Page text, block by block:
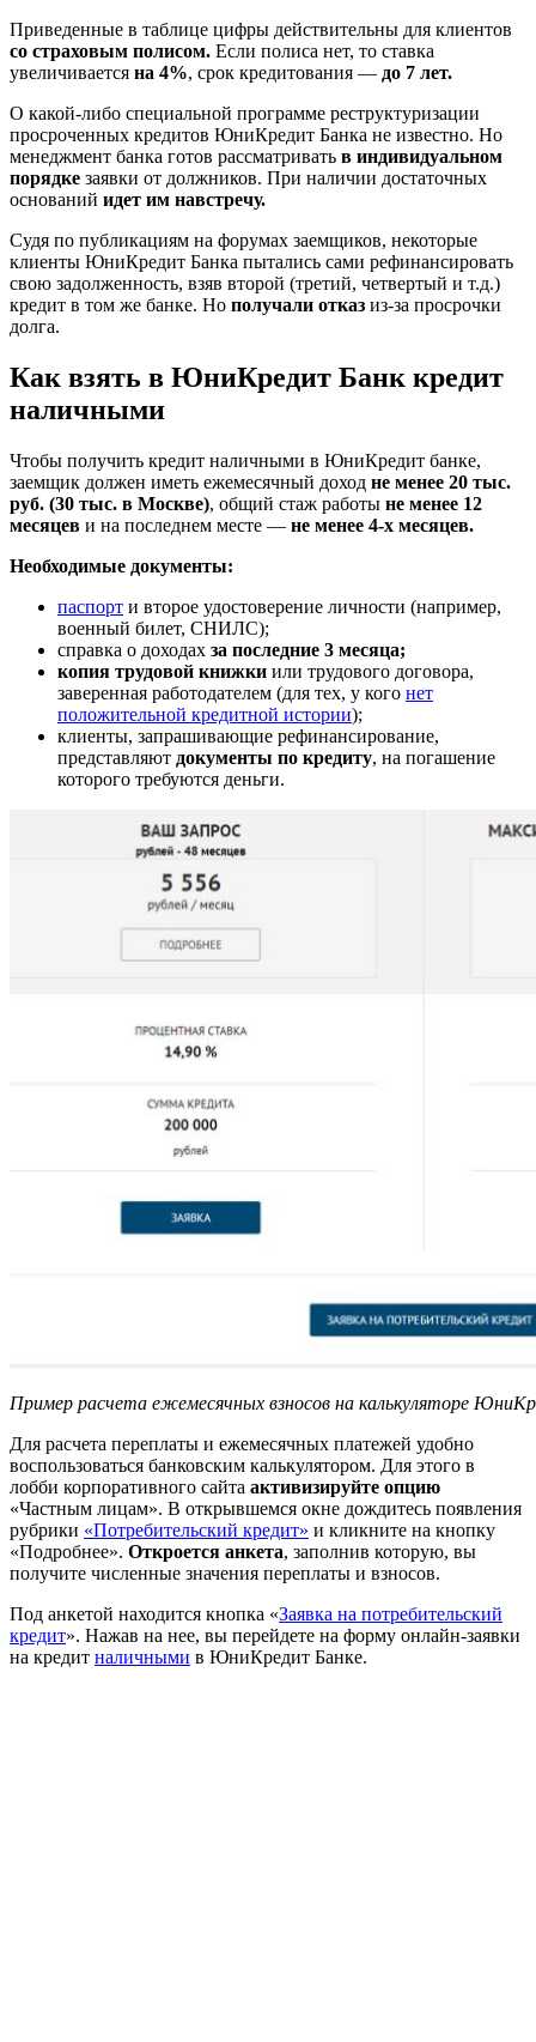
Приведенные в таблице цифры действительны для клиентов
со страховым полисом. Если полиса нет, то ставка
увеличивается на 4%, срок кредитования — до 7 лет.
О какой-либо специальной программе реструктуризации
просроченных кредитов ЮниКредит Банка не известно. Но
менеджмент банка готов рассматривать в индивидуальном
порядке заявки от должников. При наличии достаточных
оснований идет им навстречу.
Судя по публикациям на форумах заемщиков, некоторые
клиенты ЮниКредит Банка пытались сами рефинансировать
свою задолженность, взяв второй (третий, четвертый и т.д.)
кредит в том же банке. Но получали отказ из-за просрочки
долга.
Как взять в ЮниКредит Банк кредит
наличными
Чтобы получить кредит наличными в ЮниКредит банке,
заемщик должен иметь ежемесячный доход не менее 20 тыс.
руб. (30 тыс. в Москве), общий стаж работы не менее 12
месяцев и на последнем месте — не менее 4-х месяцев.
Необходимые документы:
паспорт и второе удостоверение личности (например,
военный билет, СНИЛС);
справка о доходах за последние 3 месяца;
копия трудовой книжки или трудового договора,
заверенная работодателем (для тех, у кого нет
положительной кредитной истории);
клиенты, запрашивающие рефинансирование,
представляют документы по кредиту, на погашение
которого требуются деньги.
Пример расчета ежемесячных взносов на калькуляторе
Для расчета переплаты и ежемесячных платежей удобно
воспользоваться банковским калькулятором. Для этого в
лобби корпоративного сайта активизируйте опцию
«Частным лицам». В открывшемся окне дождитесь появления
рубрики «Потребительский кредит» и кликните на кнопку
«Подробнее». Откроется анкета, заполнив которую, вы
получите численные значения переплаты и взносов.
Под анкетой находится кнопка «Заявка на потребительский
кредит». Нажав на нее, вы перейдете на форму онлайн-заявки
на кредит наличными в ЮниКредит Банке.